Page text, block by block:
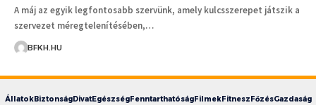
A máj az egyik legfontosabb szervünk, amely kulcsszerepet játszik a
szervezet méregtelenítésében,…
BFKH.HU
ÁllatokBiztonságDivatEgészségFenntarthatóságFilmekFitneszFőzésGazdaság